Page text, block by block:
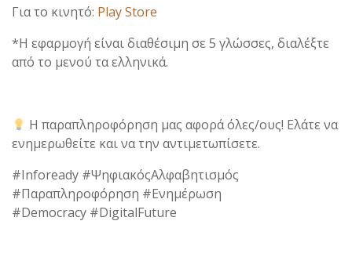
Για το κινητό: Play Store
*Η εφαρμογή είναι διαθέσιμη σε 5 γλώσσες, διαλέξτε
από το μενού τα ελληνικά.
Η παραπληροφόρηση μας αφορά όλες/ους! Ελάτε να
ενημερωθείτε και να την αντιμετωπίσετε.
#Infoready #ΨηφιακόςΑλφαβητισμός
#Παραπληροφόρηση #Ενημέρωση
#Democracy #DigitalFuture